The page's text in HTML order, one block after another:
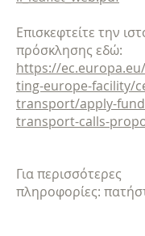
Επισκεφτείτε την
πρόσκλησης εδώ:
https://
ting-europe-facility/
transport/apply-
transport-calls-
Για περισσότερες
πληροφορίες: